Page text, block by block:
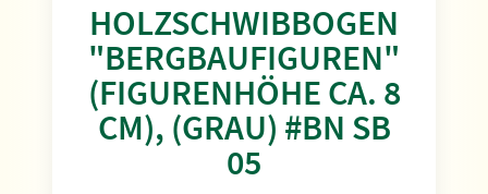
HOLZSCHWIBBOGEN
"BERGBAUFIGUREN"
(FIGURENHÖHE CA. 8
CM), (GRAU) #BN SB
05